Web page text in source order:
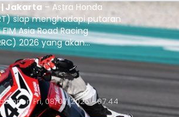
Jakarta – Astra Honda
siap menghadapi putaran
Asia Road Racing
2026 yang akan
Mandalika
Lombok, Nusa Tenggara
2026.
onFri, 08/07/2026 - 07:44